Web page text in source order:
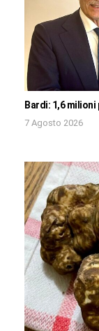
Bardi: 1,6
7 Agosto 2026